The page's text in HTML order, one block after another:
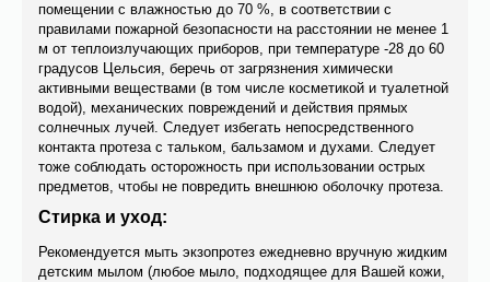
помещении с влажностью до 70 %, в соответствии с
правилами пожарной безопасности на расстоянии не менее 1
м от теплоизлучающих приборов, при температуре -28 до 60
градусов Цельсия, беречь от загрязнения химически
активными веществами (в том числе косметикой и туалетной
водой), механических повреждений и действия прямых
солнечных лучей. Следует избегать непосредственного
контакта протеза с тальком, бальзамом и духами. Следует
тоже соблюдать осторожность при использовании острых
предметов, чтобы не повредить внешнюю оболочку протеза.
Стирка и уход:
Рекомендуется мыть экзопротез ежедневно вручную жидким
детским мылом (любое мыло, подходящее для Вашей кожи,